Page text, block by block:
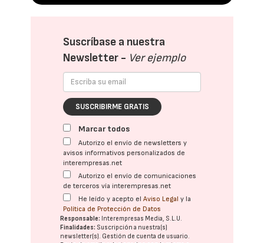
Suscríbase a nuestra
Newsletter - Ver ejemplo
SUSCRIBIRME GRATIS
Marcar todos
Autorizo el envío de newsletters y
avisos informativos personalizados de
interempresas.net
Autorizo el envío de comunicaciones
de terceros vía interempresas.net
He leído y acepto elAviso Legal y la
Política de Protección de Datos
Responsable: Interempresas Media, S.L.U.
Finalidades: Suscripción a nuestra(s)
newsletter(s). Gestión de cuenta de usuario.